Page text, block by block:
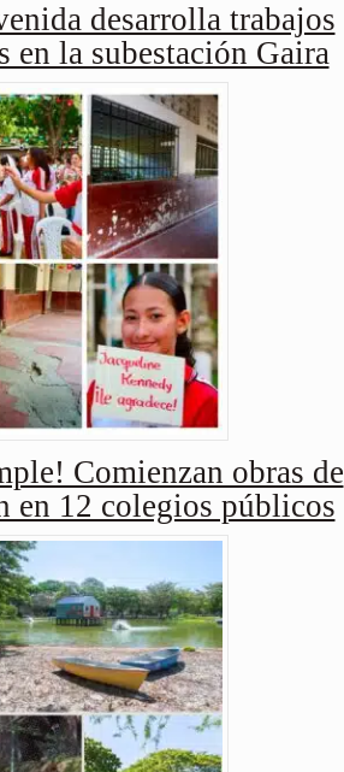
desarrolla trabajos
en la subestación Gaira
Comienzan obras de
en 12 colegios públicos